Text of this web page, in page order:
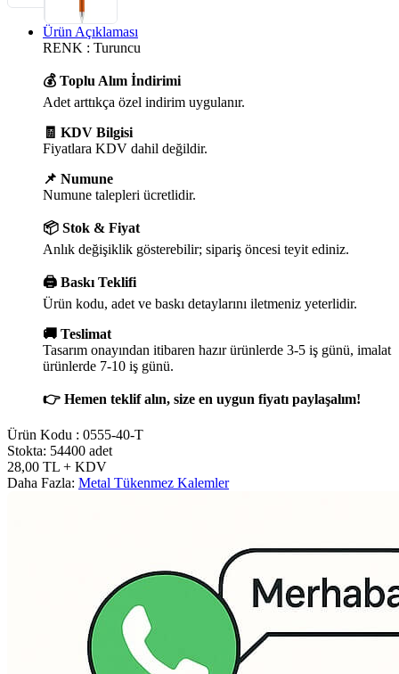
Ürün Açıklaması
RENK : Turuncu
💰 Toplu Alım İndirimi
Adet arttıkça özel indirim uygulanır.
🧾 KDV Bilgisi
Fiyatlara KDV dahil değildir.
📌 Numune
Numune talepleri ücretlidir.
📦 Stok & Fiyat
Anlık değişiklik gösterebilir; sipariş öncesi teyit ediniz.
🖨️ Baskı Teklifi
Ürün kodu, adet ve baskı detaylarını iletmeniz yeterlidir.
🚚 Teslimat
Tasarım onayından itibaren hazır ürünlerde 3-5 iş günü, imalat
ürünlerde 7-10 iş günü.
👉 Hemen teklif alın, size en uygun fiyatı paylaşalım!
Ürün Kodu : 0555-40-T
Stokta: 54400 adet
28,00 TL + KDV
Daha Fazla: Metal Tükenmez Kalemler